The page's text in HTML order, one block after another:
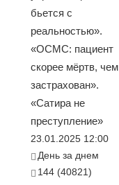
бьется с
реальностью».
«ОСМС: пациент
скорее мёртв, чем
застрахован».
«Сатира не
преступление»
23.01.2025 12:00
День за днем
144 (40821)